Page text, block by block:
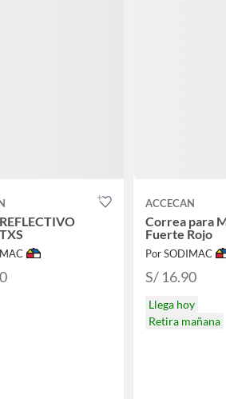
ACCECAN
Correa para
Fuerte Rojo
Por SODIMAC
S/ 16.90
Llega hoy
Retira mañana